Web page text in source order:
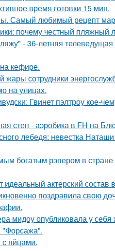
время готовки 15 мин.
Самый любимый рецепт
почему честный пляжный
- 36-летняя
кефире.
сотрудники
на улицах.
Гвинет пэлтроу кое-
степ - аэробика в FH на
лебедя: невестка
богатым рэпером в
идеальный актерский
поздравила свою
мидоу опубликовала у
"Форсажа".
яйцами.